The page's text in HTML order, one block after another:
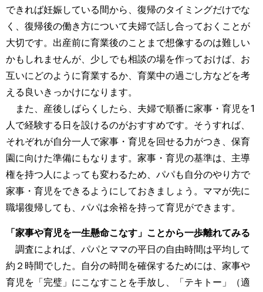
できれば妊娠している間から、復帰のタイミングだけでな
く、復帰後の働き方について夫婦で話し合っておくことが
大切です。出産前に育業後のことまで想像するのは難しい
かもしれませんが、少しでも相談の場を作っておけば、お
互いにどのように育業するか、育業中の過ごし方などを考
える良いきっかけになります。
また、産後しばらくしたら、夫婦で順番に家事・育児を1
人で経験する日を設けるのがおすすめです。そうすれば、
それぞれが自分一人で家事・育児を回せる力がつき、保育
園に向けた準備にもなります。家事・育児の基準は、主導
権を持つ人によっても変わるため、パパも自分のやり方で
家事・育児をできるようにしておきましょう。ママが先に
職場復帰しても、パパは余裕を持って育児ができます。
「家事や育児を一生懸命こなす」ことから一歩離れてみる
調査によれば、パパとママの平日の自由時間は平均して
約２時間でした。自分の時間を確保するためには、家事や
育児を「完璧」にこなすことを手放し、「テキトー」（適